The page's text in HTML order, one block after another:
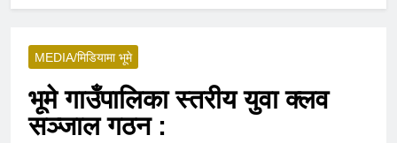
MEDIA/मिडियामा भूमे
भूमे गाउँपालिका स्तरीय युवा क्लव
सञ्जाल गठन :